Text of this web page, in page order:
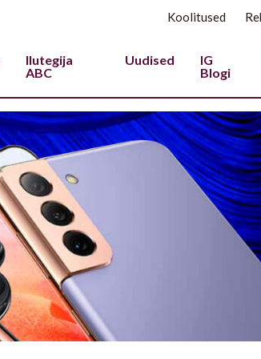
Koolitused
Ilutegija
ABC
Uudised
IG
Blogi